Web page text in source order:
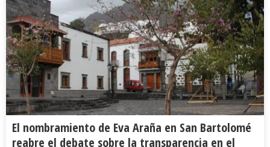
El nombramiento de Eva Araña en San Bartolomé
reabre el debate sobre la transparencia en el